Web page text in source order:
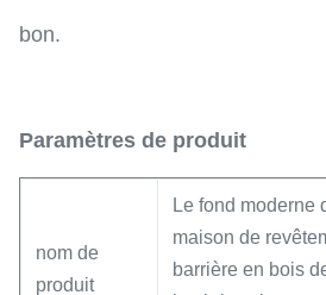
bon.
Paramètres de produit
nom de
produit
Le fond moderne
maison de
barrière en bois